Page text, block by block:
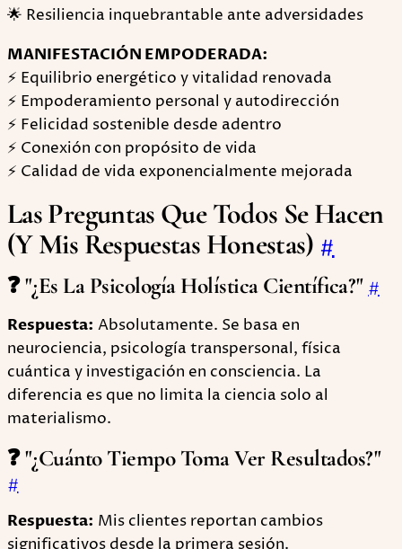
🌟 Resiliencia inquebrantable ante adversidades
MANIFESTACIÓN EMPODERADA:
⚡ Equilibrio energético y vitalidad renovada
⚡ Empoderamiento personal y autodirección
⚡ Felicidad sostenible desde adentro
⚡ Conexión con propósito de vida
⚡ Calidad de vida exponencialmente mejorada
Las Preguntas Que Todos Se Hacen
(Y Mis Respuestas Honestas) #
❓ "¿Es La Psicología Holística Científica?" #
Respuesta: Absolutamente. Se basa en
neurociencia, psicología transpersonal, física
cuántica y investigación en consciencia. La
diferencia es que no limita la ciencia solo al
materialismo.
❓ "¿Cuánto Tiempo Toma Ver Resultados?"
#
Respuesta: Mis clientes reportan cambios